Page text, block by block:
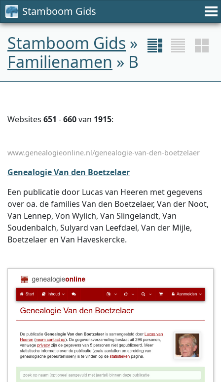
Stamboom Gids
Stamboom Gids »
Familienamen » B
Websites 651 -660van 1915:
www.genealogieonline.nl/genealogie-van-den-boetzelaer
Genealogie Van den Boetzelaer
Een publicatie door Lucas van Heeren met gegevens
over oa. de families Van den Boetzelaer, Van der Noot,
Van Lennep, Von Wylich, Van Slingelandt, Van
Soudenbalch, Sulyard van Leefdael, Van der Mijle,
Boetzelaer en Van Haveskercke.